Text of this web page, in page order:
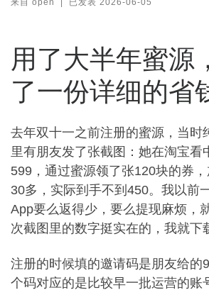
来自 open | 已发表 2026-06-05
用了大半年蜜源
了一份详细的省
去年双十一之前注册的蜜源，当时
里有朋友发了张截图：她在淘宝看
599，通过蜜源领了张120块的券
30多，实际到手不到450。我以前
App要么返得少，要么提现麻烦，
次截图里的数字挺实在的，我就下
注册的时候填的邀请码是朋友给的
个码对应的是比较早一批运营的账